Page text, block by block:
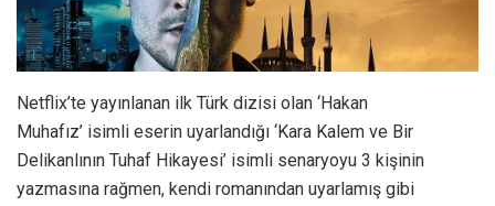
Netflix’te yayınlanan ilk Türk dizisi olan ‘Hakan
Muhafız’ isimli eserin uyarlandığı ‘Kara Kalem ve Bir
Delikanlının Tuhaf Hikayesi’ isimli senaryoyu 3 kişinin
yazmasına rağmen, kendi romanından uyarlamış gibi